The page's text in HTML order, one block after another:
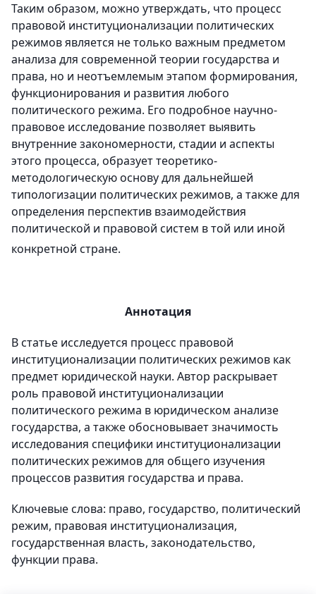
Таким образом, можно утверждать, что процесс
правовой институционализации политических
режимов является не только важным предметом
анализа для современной теории государства и
права, но и неотъемлемым этапом формирования,
функционирования и развития любого
политического режима. Его подробное научно-
правовое исследование позволяет выявить
внутренние закономерности, стадии и аспекты
этого процесса, образует теоретико-
методологическую основу для дальнейшей
типологизации политических режимов, а также для
определения перспектив взаимодействия
политической и правовой систем в той или иной
конкретной стране.
Аннотация
В статье исследуется процесс правовой
институционализации политических режимов как
предмет юридической науки. Автор раскрывает
роль правовой институционализации
политического режима в юридическом анализе
государства, а также обосновывает значимость
исследования специфики институционализации
политических режимов для общего изучения
процессов развития государства и права.
Ключевые слова: право, государство, политический
режим, правовая институционализация,
государственная власть, законодательство,
функции права.